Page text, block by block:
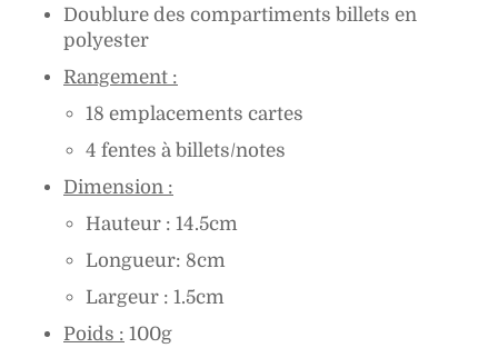
Doublure des compartiments billets en
polyester
Rangement :
18 emplacements cartes
4 fentes à billets/notes
Dimension :
Hauteur : 14.5cm
Longueur: 8cm
Largeur : 1.5cm
Poids : 100g